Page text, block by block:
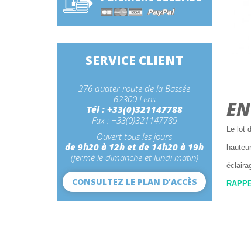
Le lot
SERVICE CLIENT
276 quater route de la Bassée
62300 Lens
Tél : +33(0)321147788
Fax : +33(0)321147789
Ouvert tous les jours
de 9h20 à 12h et de 14h20 à 19h
(fermé le dimanche et lundi matin)
CONSULTEZ LE PLAN D’ACCÈS